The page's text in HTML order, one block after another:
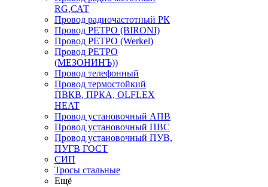
RG,САТ
Провод радиочастотный РК
Провод РЕТРО (BIRONI)
Провод РЕТРО (Werkel)
Провод РЕТРО
(МЕЗОНИНЪ))
Провод телефонный
Провод термостойкий
ПВКВ, ПРКА, OLFLEX
HEAT
Провод установочный АПВ
Провод установочный ПВС
Провод установочный ПУВ,
ПУГВ ГОСТ
СИП
Тросы стальные
Ещё